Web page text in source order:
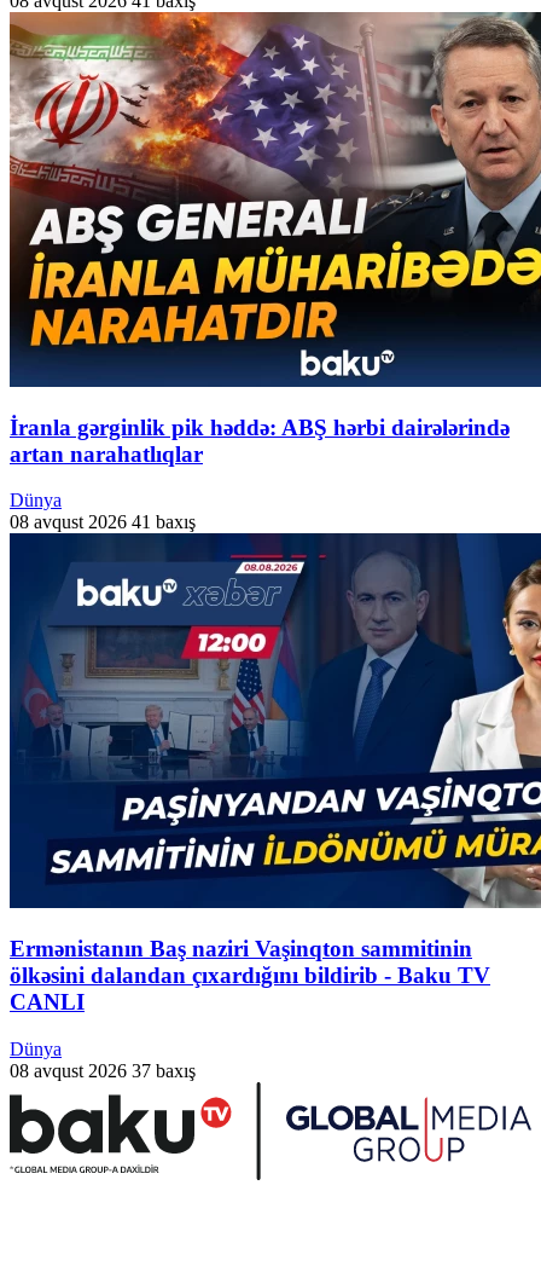
İranla gərginlik pik həddə: ABŞ hərbi dairələrində
artan narahatlıqlar
Dünya
08 avqust 2026 41 baxış
Ermənistanın Baş naziri Vaşinqton sammitinin
ölkəsini dalandan çıxardığını bildirib - Baku TV
CANLI
Dünya
08 avqust 2026 37 baxış